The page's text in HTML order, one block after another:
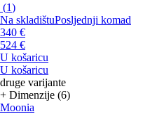
(1)
Na skladištuPosljednji komad
340 €
524 €
U košaricu
U košaricu
druge varijante
+ Dimenzije (6)
Moonia